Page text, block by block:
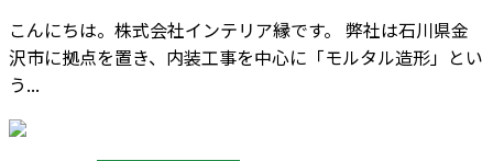
こんにちは。株式会社インテリア縁です。 弊社は石川県金
沢市に拠点を置き、内装工事を中心に「モルタル造形」とい
う...